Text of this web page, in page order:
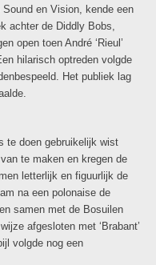
en Vision, kende een
achter de Diddly Bobs,
open toen André ‘Rieul’
hilarisch optreden volgde
Het publiek lag
te doen gebruikelijk wist
te maken en kregen de
letterlijk en figuurlijk de
na een polonaise de
samen met de Bosuilen
afgesloten met ‘Brabant’
volgde nog een